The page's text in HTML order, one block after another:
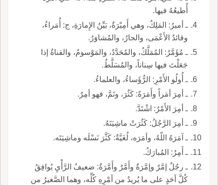
أُطيعُهُ فيها.
ـ أميرُ: المَلِكُ، وهي أَمِيْرَةٌ، بَيِّنُ الإِمارَةِ، ج: أُمَراءُ،
وقائدُ الأَعْمَى، والجارُ، والمُشاوَرُ.
ـ مُؤَمَّرُ: المُمَلَّكُ، والمُحَدَّدُ، والمَوْسومُ، والقناةُ إذا
جَعَلْتَ فيها سِناناً، والمُسَلَّطُ.
ـ أُولُو الأَمْرِ: الرُّؤَساءُ، والعلماءُ.
ـ أمِرَ أمَراً وأَمَرَةً: كَثُرَ، وتَمَّ، فهو أمِرٌ.
ـ أمِرَ الأَمْرُ: اشْتَدَّ.
ـ أمِرَ الرَّجُلُ: كَثُرَتْ ماشِيَتَهُ.
ـ آمَرَهُ اللّهُ، وأمَرَه، لُغَيَّةٌ: كَثَّرَ نَسْلَه وماشِيَتَه.
ـ أَمِرُ: المُبارَكُ.
ـ رجُلٌ إمَّرٌ وإمَّرَةٌ وأَمَّرٌ وأَمَّرَةٌ: ضعيفُ الرَّأْيِ يُوافِقُ
كُلَّ أحَدٍ على ما يُريدُ من أمْرِهِ كُلِّه، وهما الصَّغيرُ من